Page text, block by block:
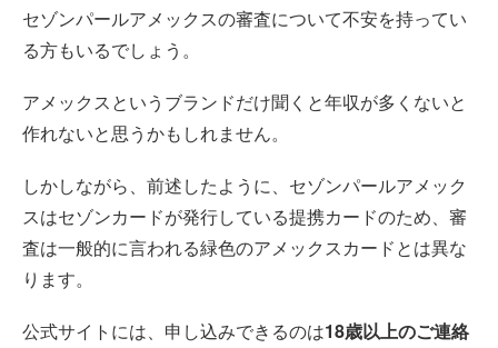
セゾンパールアメックスの審査について不安を持ってい
る方もいるでしょう。
アメックスというブランドだけ聞くと年収が多くないと
作れないと思うかもしれません。
しかしながら、前述したように、セゾンパールアメック
スはセゾンカードが発行している提携カードのため、審
査は一般的に言われる緑色のアメックスカードとは異な
ります。
公式サイトには、申し込みできるのは18歳以上のご連絡